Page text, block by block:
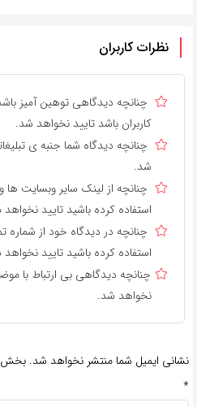
نظرات کاربران
چنانچه دیدگاهی توهین آمیز
کاربران باشد تایید نخواهد شد.
چنانچه دیدگاه شما جنبه ی
شد.
چنانچه از لینک سایر وبسایت ها
استفاده کرده باشید تایید
چنانچه در دیدگاه خود از شماره
استفاده کرده باشید تایید
چنانچه دیدگاهی بی ارتباط با
نخواهد شد.
نشانی ایمیل شما منتشر نخواهد شد.
*